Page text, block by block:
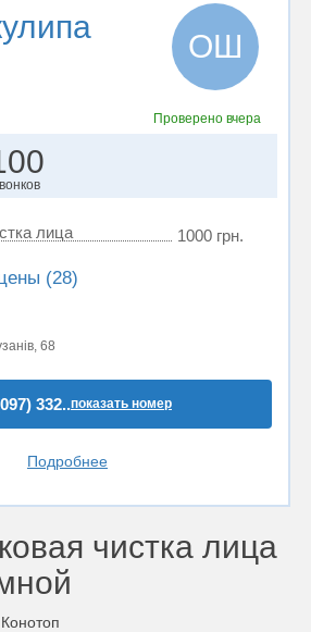
ОШ
Провереновчера
лица 1000 грн.
(28)
68
332..показать номер
Подробнее
чистка лица